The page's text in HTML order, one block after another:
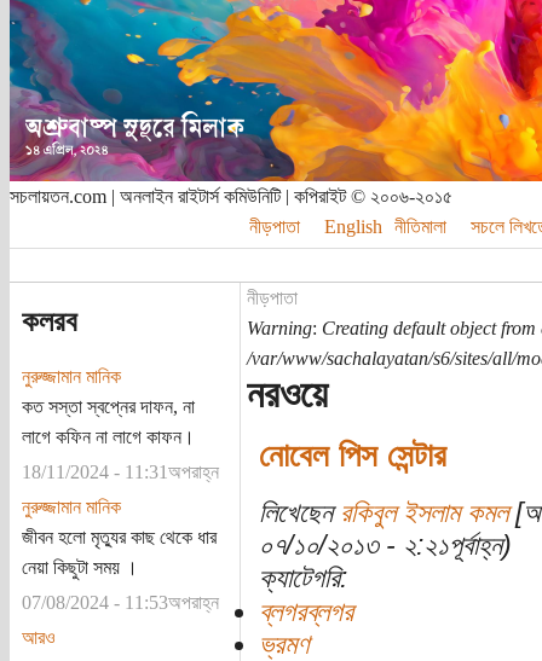
সচলায়তন.com | অনলাইন রাইটার্স কমিউনিটি | কপিরাইট © ২০০৬-২০১৫
নীড়পাতা
English নীতিমালা সচলে
কলরব
নুরুজ্জামান মানিক
কত সস্তা স্বপ্নের দাফন, না
লাগে কফিন না লাগে কাফন।
18/11/2024 - 11:31অপরাহ্ন
নুরুজ্জামান মানিক
জীবন হলো মৃত্যুর কাছ থেকে ধার
নেয়া কিছুটা সময় ।
07/08/2024 - 11:53অপরাহ্ন
আরও
নীড়পাতা
Warning: Creating default object from
/var/www/sachalayatan/s6/sites/all/
নরওয়ে
নোবেল পিস সেন্টার
লিখেছেন রকিবুল ইসলাম কমল
০৭/১০/২০১৩ - ২:২১পূর্বাহ্ন)
ক্যাটেগরি:
ব্লগরব্লগর
ভ্রমণ